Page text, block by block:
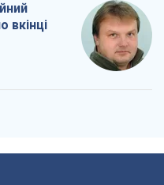
вкінці